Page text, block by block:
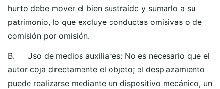
hurto debe mover el bien sustraído y sumarlo a su
patrimonio, lo que excluye conductas omisivas o de
comisión por omisión.
B. Uso de medios auxiliares: No es necesario que el
autor coja directamente el objeto; el desplazamiento
puede realizarse mediante un dispositivo mecánico, un